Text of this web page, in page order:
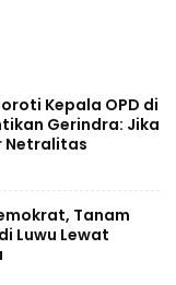
Kepala OPD di
Gerindra: Jika
Netralitas
Tanam
Luwu Lewat